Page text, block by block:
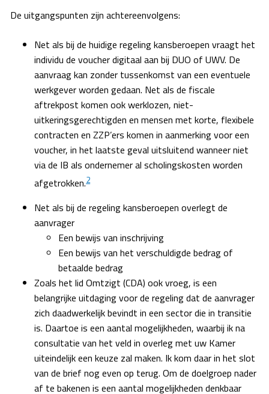
De uitgangspunten zijn achtereenvolgens:
Net als bij de huidige regeling kansberoepen vraagt het
individu de voucher digitaal aan bij DUO of UWV. De
aanvraag kan zonder tussenkomst van een eventuele
werkgever worden gedaan. Net als de fiscale
aftrekpost komen ook werklozen, niet-
uitkeringsgerechtigden en mensen met korte, flexibele
contracten en ZZP’ers komen in aanmerking voor een
voucher, in het laatste geval uitsluitend wanneer niet
via de IB als ondernemer al scholingskosten worden
afgetrokken.2
Net als bij de regeling kansberoepen overlegt de
aanvrager
Een bewijs van inschrijving
Een bewijs van het verschuldigde bedrag of
betaalde bedrag
Zoals het lid Omtzigt (CDA) ook vroeg, is een
belangrijke uitdaging voor de regeling dat de aanvrager
zich daadwerkelijk bevindt in een sector die in transitie
is. Daartoe is een aantal mogelijkheden, waarbij ik na
consultatie van het veld in overleg met uw Kamer
uiteindelijk een keuze zal maken. Ik kom daar in het slot
van de brief nog even op terug. Om de doelgroep nader
af te bakenen is een aantal mogelijkheden denkbaar